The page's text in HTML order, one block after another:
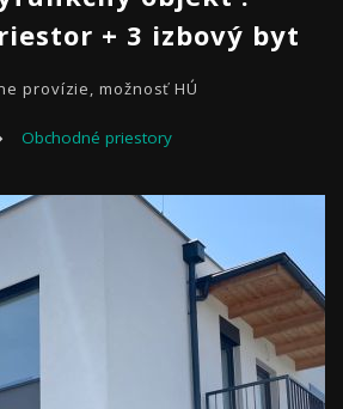
+ 3 izbový byt
provízie, možnosť HÚ
Obchodné priestory